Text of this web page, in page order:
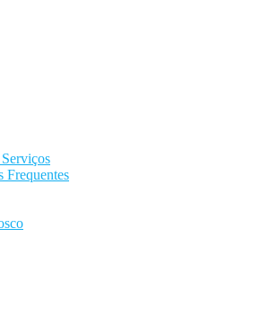
Serviços
Frequentes